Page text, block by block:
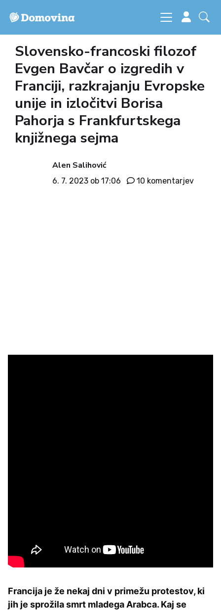
Slovensko-francoski filozof
Evgen Bavčar o izgredih v
Franciji, razkrajanju Evropske
unije in izločitvi Borisa
Pahorja s Frankfurtskega
knjižnega sejma
Alen Salihović
6. 7. 2023 ob 17:06 10 komentarjev
Francija je že nekaj dni v primežu protestov, ki
jih je sprožila smrt mladega Arabca. Kaj se